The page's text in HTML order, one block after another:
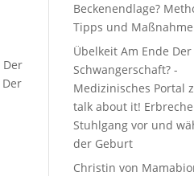
Der
Beckenendlage?
Tipps und
Übelkeit Am Ende Der
Schwangerschaft? -
Medizinisches Portal
talk about it!
Stuhlgang vor und
der Geburt
Christin von